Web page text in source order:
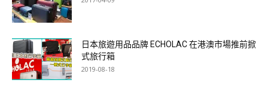
日本旅遊用品品牌 ECHOLAC 在港澳市場推前掀
式旅行箱
2019-08-18